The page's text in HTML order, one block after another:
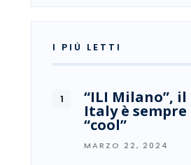
I PIÙ LETTI
“ILI Milano”, il
Italy è sempre
“cool”
MARZO 22, 2024